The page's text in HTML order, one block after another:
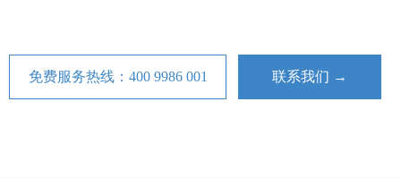
免费服务热线：400 9986 001 联系我们 →